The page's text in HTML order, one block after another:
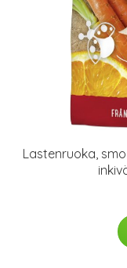
Lastenruoka,